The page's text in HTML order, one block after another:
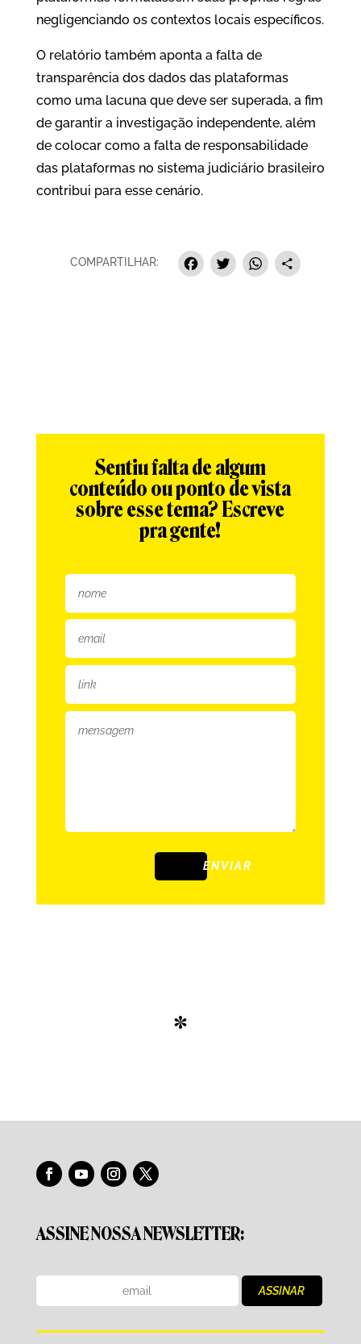
negligenciando os contextos locais específicos.
O relatório também aponta a falta de
transparência dos dados das plataformas
como uma lacuna que deve ser superada, a fim
de garantir a investigação independente, além
de colocar como a falta de responsabilidade
das plataformas no sistema judiciário brasileiro
contribui para esse cenário.
COMPARTILHAR: Facebook
Twitter
Sentiu falta de algum
conteúdo ou ponto de vista
sobre esse tema? Escreve
pra gente!
ENVIAR
*
ASSINE NOSSA NEWSLETTER: